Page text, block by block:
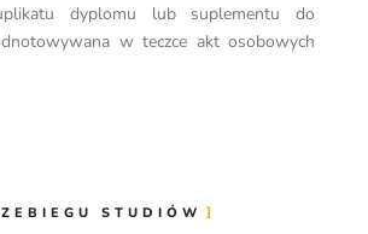
dyplomu lub suplementu do
w teczce akt osobowych
STUDIÓW